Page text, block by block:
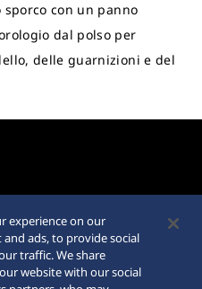
con un panno
dal polso per
delle guarnizioni e del
Avvertimento riguardo agli
acquisti su internet
experience on our
ads, to provide social
traffic. We share
website with our social